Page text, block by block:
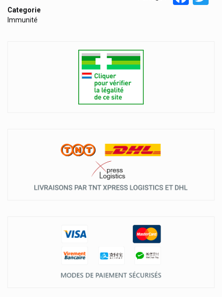
Categorie
Immunité